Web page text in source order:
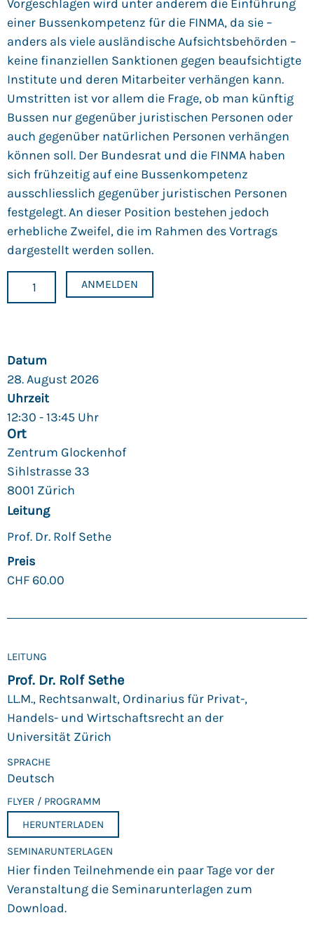
Datum
28. August 2026
Uhrzeit
12:30 - 13:45 Uhr
Ort
Zentrum Glockenhof
Sihlstrasse 33
8001 Zürich
Leitung
Prof. Dr. Rolf Sethe
Preis
CHF 60.00
Vorgeschlagen wird unter anderem die Einführung
einer Bussenkompetenz für die FINMA, da sie –
anders als viele ausländische Aufsichtsbehörden –
keine finanziellen Sanktionen gegen beaufsichtigte
Institute und deren Mitarbeiter verhängen kann.
Umstritten ist vor allem die Frage, ob man künftig
Bussen nur gegenüber juristischen Personen oder
auch gegenüber natürlichen Personen verhängen
können soll. Der Bundesrat und die FINMA haben
sich frühzeitig auf eine Bussenkompetenz
ausschliesslich gegenüber juristischen Personen
festgelegt. An dieser Position bestehen jedoch
erhebliche Zweifel, die im Rahmen des Vortrags
dargestellt werden sollen.
60.00 ANMELDEN
LEITUNG
Prof. Dr. Rolf Sethe
LL.M., Rechtsanwalt, Ordinarius für Privat-,
Handels- und Wirtschaftsrecht an der
Universität Zürich
SPRACHE
Deutsch
FLYER / PROGRAMM
HERUNTERLADEN
SEMINARUNTERLAGEN
Hier finden Teilnehmende ein paar Tage vor der
Veranstaltung die Seminarunterlagen zum
Download.